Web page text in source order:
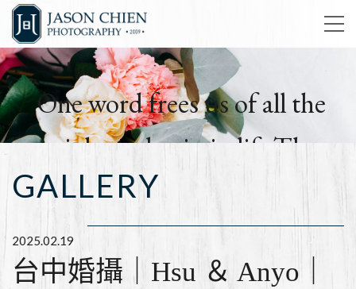
One word frees us of all the
weight and pain in life.That
word is love.
簡孑影像工作室
GALLERY
2025.02.19
台中婚攝｜Hsu ＆ Anyo｜